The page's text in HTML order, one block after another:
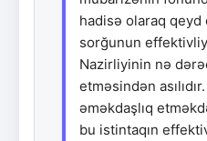
hadisə olaraq qeyd
sorğunun
Nazirliyinin nə
etməsindən
əməkdaşlıq
bu istintaqın